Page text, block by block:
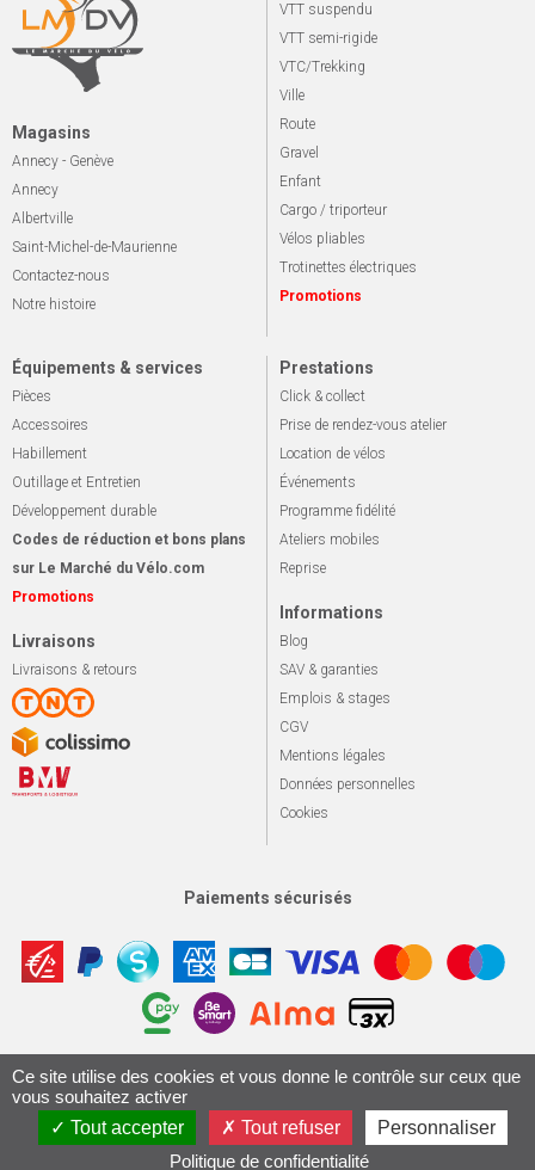
Magasins
Annecy - Genève
Annecy
Albertville
Saint-Michel-de-Maurienne
Contactez-nous
Notre histoire
VTT suspendu
VTT semi-rigide
VTC/Trekking
Ville
Route
Gravel
Enfant
Cargo / triporteur
Vélos pliables
Trotinettes électriques
Promotions
Équipements & services
Pièces
Accessoires
Habillement
Outillage et Entretien
Développement durable
Codes de réduction et bons plans
sur Le Marché du Vélo.com
Promotions
Livraisons
Livraisons & retours
Prestations
Click & collect
Prise de rendez-vous atelier
Location de vélos
Événements
Programme fidélité
Ateliers mobiles
Reprise
Informations
Blog
SAV & garanties
Emplois & stages
CGV
Mentions légales
Données personnelles
Cookies
Paiements sécurisés
© 2026 Le marché du vélo Tous droits réservés. Apotekisto,
Conception & Réalisation 161.io
Ce site utilise des cookies et vous donne le contrôle sur ceux que
vous souhaitez activer
Tout accepter
Tout refuser
Personnaliser
Politique de confidentialité